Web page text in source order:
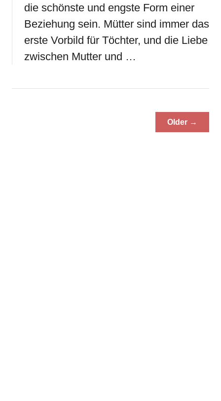
die schönste und engste Form einer
Beziehung sein. Mütter sind immer das
erste Vorbild für Töchter, und die Liebe
zwischen Mutter und …
Older →